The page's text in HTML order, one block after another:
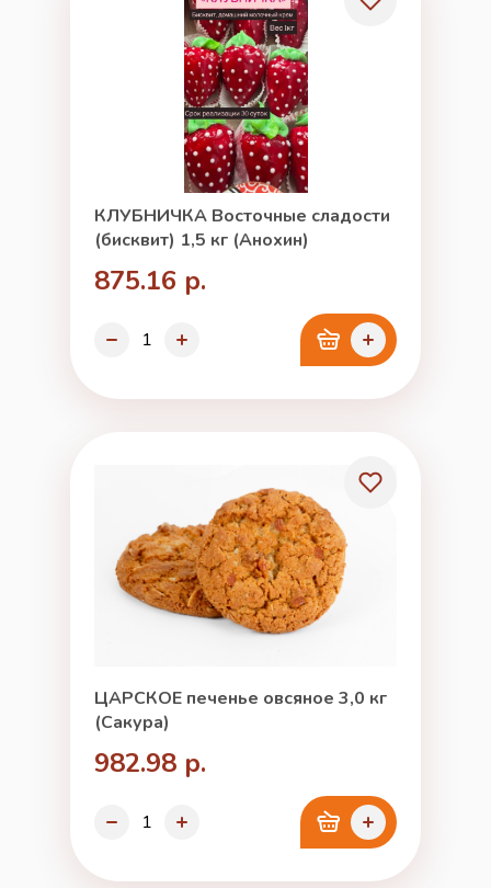
КЛУБНИЧКА Восточные сладости
(бисквит) 1,5 кг (Анохин)
875.16 р.
ЦАРСКОЕ печенье овсяное 3,0 кг
(Сакура)
982.98 р.